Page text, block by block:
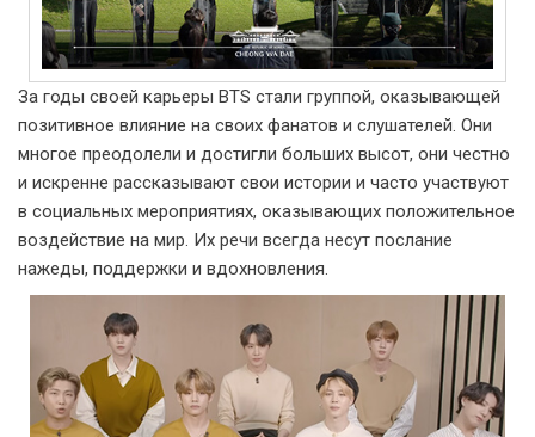
За годы своей карьеры BTS стали группой, оказывающей
позитивное влияние на своих фанатов и слушателей. Они
многое преодолели и достигли больших высот, они честно
и искренне рассказывают свои истории и часто участвуют
в социальных мероприятиях, оказывающих положительное
воздействие на мир. Их речи всегда несут послание
нажеды, поддержки и вдохновления.